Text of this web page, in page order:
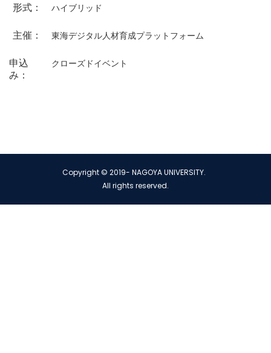
形式： ハイブリッド
主催： 東海デジタル人材育成プラットフォーム
申込
み：
クローズドイベント
Copyright © 2019- NAGOYA UNIVERSITY.
All rights reserved.